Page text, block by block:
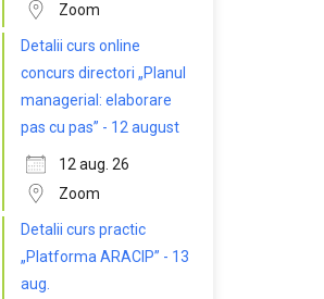
Zoom
Detalii curs online
concurs directori „Planul
managerial: elaborare
pas cu pas” - 12 august
12 aug. 26
Zoom
Detalii curs practic
„Platforma ARACIP” - 13
aug.